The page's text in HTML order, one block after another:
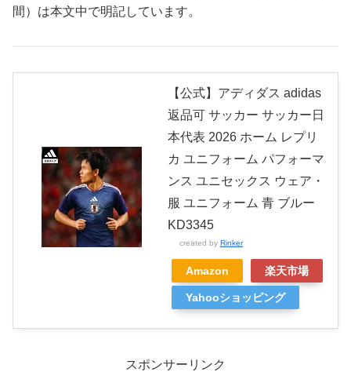
間）は本文中で明記しています。
【公式】アディダス adidas
返品可 サッカー サッカー日
本代表 2026 ホーム レプリ
カ ユニフォーム パフォーマ
ンス ユニセックス ウェア・
服 ユニフォーム 青 ブルー
KD3345
created by Rinker
Amazon 楽天市場
Yahooショッピング
スポンサーリンク